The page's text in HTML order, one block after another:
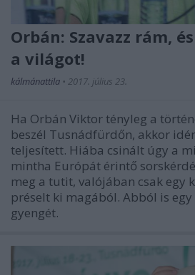
Orbán: Szavazz rám,
a világot!
kálmánattila • 2017. július 23.
Ha Orbán Viktor tényleg a
beszél Tusnádfürdőn, akkor
teljesített. Hiába csinált úgy a
mintha Európát érintő
meg a tutit, valójában csak egy
préselt ki magából. Abból is
gyengét.